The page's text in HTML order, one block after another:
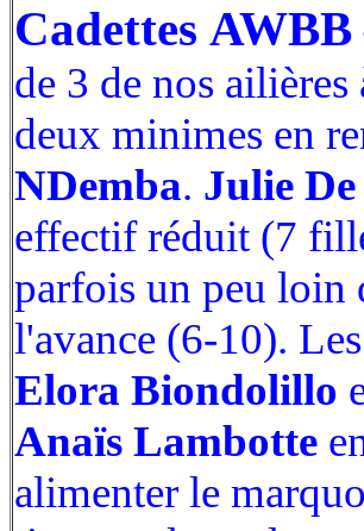
Cadettes
de 3 de nos ailières
deux minimes en
NDemba. Julie
effectif réduit (7
parfois un peu loin
l'avance (6-10).
Elora Biondolillo
Anaïs Lambotte
alimenter le